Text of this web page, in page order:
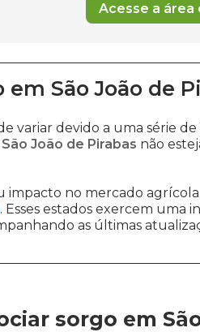
Acesse a área
em São João de
variar devido a uma série
João de Pirabas não
impacto no mercado
. Esses estados exercem uma
as últimas
sorgo em